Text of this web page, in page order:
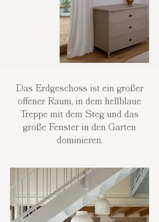
Das Erdgeschoss ist ein großer
offener Raum, in dem hellblaue
Treppe mit dem Steg und das
große Fenster in den Garten
dominieren.